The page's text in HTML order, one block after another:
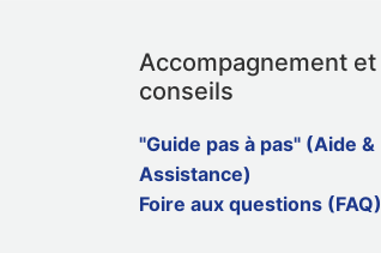
Accompagnement et
conseils
"Guide pas à pas" (Aide &
Assistance)
Foire aux questions (FAQ)